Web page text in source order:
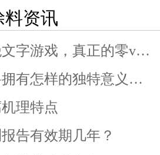
料资讯
字游戏，真正的零v…
有怎样的独特意义…
理特点
告有效期几年？